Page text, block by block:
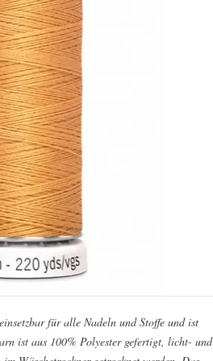
für alle Nadeln und Stoffe und ist
ist aus 100% Polyester gefertigt, licht- und